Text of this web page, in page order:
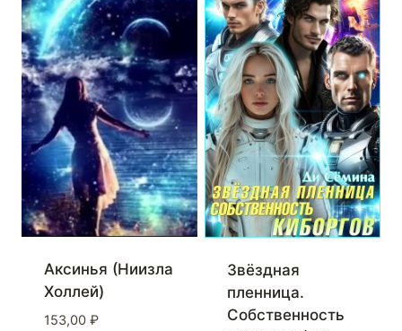
Аксинья (Ниизла
Холлей)
153,00 ₽
Звёздная
пленница.
Собственность